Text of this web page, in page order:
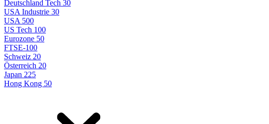
Deutschland Tech 30
USA Industrie 30
USA 500
US Tech 100
Eurozone 50
FTSE-100
Schweiz 20
Österreich 20
Japan 225
Hong Kong 50